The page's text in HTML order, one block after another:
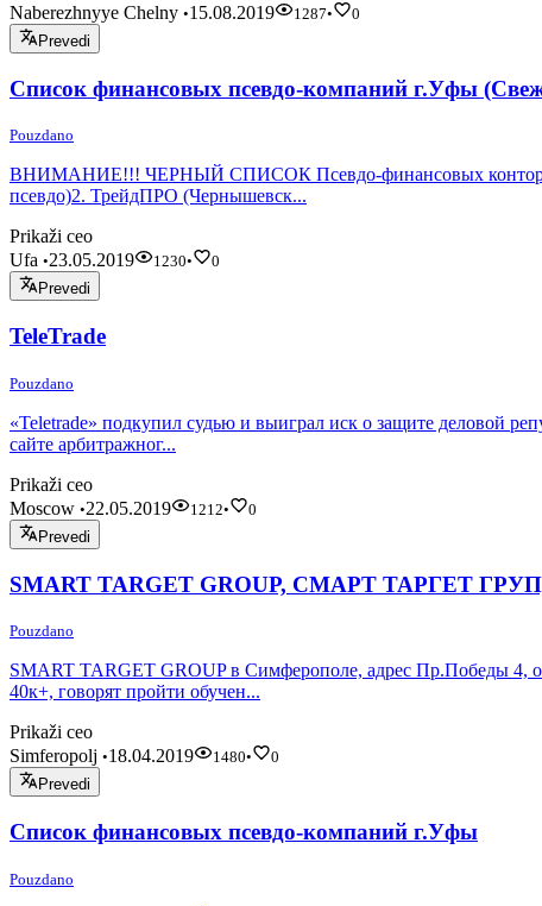
Naberezhnyye Chelny •15.08.2019 1287•
0
Prevedi
Список финансовых псевдо-компаний г.Уфы
Pouzdano
ВНИМАНИЕ!!! ЧЕРНЫЙ СПИСОК Псевдо-финансовых контор
псевдо)2. ТрейдПРО (Чернышевск...
Prikaži ceo
Ufa •23.05.2019 1230•
0
Prevedi
TeleTrade
Pouzdano
«Teletrade» подкупил судью и выиграл иск о защите деловой
сайте арбитражног...
Prikaži ceo
Moscow •22.05.2019 1212•
0
Prevedi
SMART TARGET GROUP, СМАРТ ТАРГЕТ
Pouzdano
SMART TARGET GROUP в Симферополе, адрес Пр.Победы 4,
40к+, говорят пройти обучен...
Prikaži ceo
Simferopolj •18.04.2019 1480•
0
Prevedi
Список финансовых псевдо-компаний г.Уфы
Pouzdano